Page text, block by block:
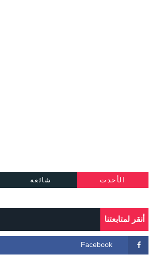
الأحدث شائعة
أنقر لمتابعتنا